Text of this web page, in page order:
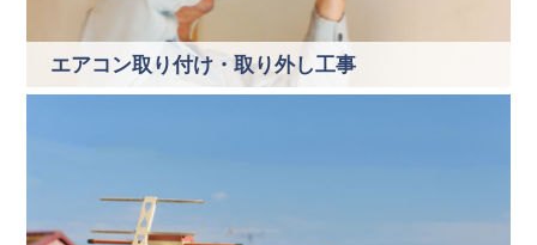
エアコン取り付け・取り外し工事